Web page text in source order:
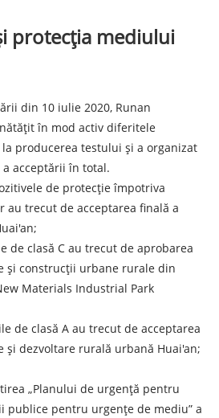
protecția mediului
din 10 iulie 2020, Runan
în mod activ diferitele
producerea testului și a organizat
acceptării în total.
de protecție împotriva
trecut de acceptarea finală a
de clasă C au trecut de aprobarea
și construcții urbane rurale din
Materials Industrial Park
de clasă A au trecut de acceptarea
dezvoltare rurală urbană Huai'an;
„Planului de urgență pentru
pentru urgențe de mediu” a